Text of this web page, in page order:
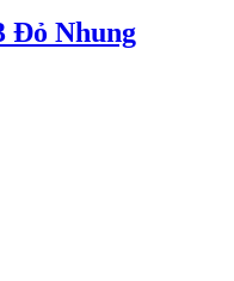
Đỏ Nhung